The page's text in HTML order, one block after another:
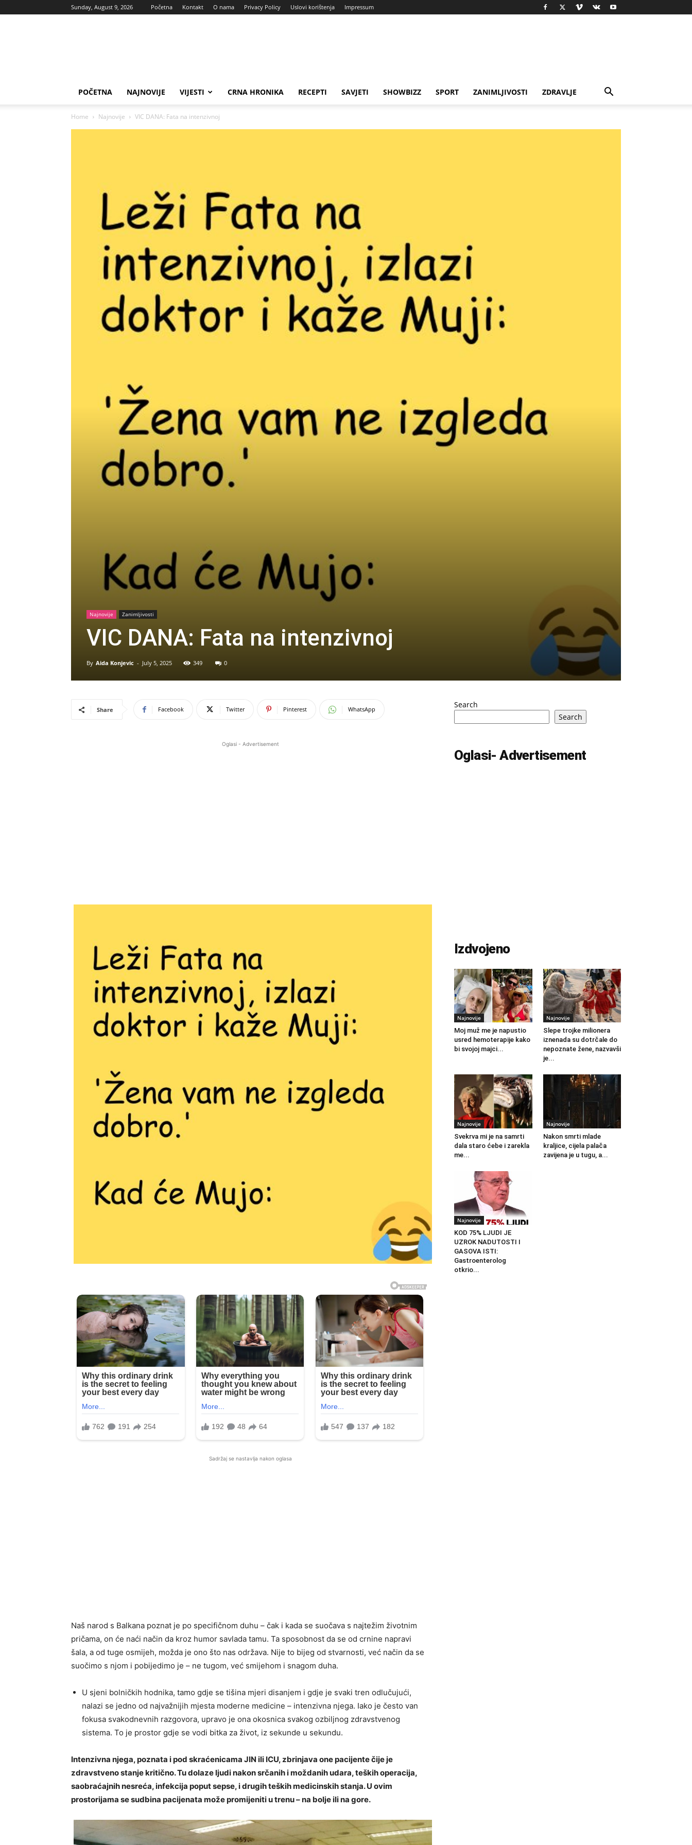
Sunday, August 9, 2026 Početna Kontakt O nama Privacy Policy Uslovi korištenja Impressum
POČETNA NAJNOVIJE VIJESTI CRNA HRONIKA RECEPTI SAVJETI SHOWBIZZ SPORT ZANIMLJIVOSTI ZDRAVLJE
Home Najnovije VIC DANA: Fata na intenzivnoj
Najnovije Zanimljivosti
VIC DANA: Fata na intenzivnoj
By Aida Konjevic - July 5, 2025 349 0
Share Facebook Twitter Pinterest WhatsApp
Oglasi - Advertisement
Sadržaj se nastavlja nakon oglasa
Naš narod s Balkana poznat je po specifičnom duhu – čak i kada se suočava s najtežim životnim
pričama, on će naći način da kroz humor savlada tamu. Ta sposobnost da se od crnine napravi
šala, a od tuge osmijeh, možda je ono što nas održava. Nije to bijeg od stvarnosti, već način da se
suočimo s njom i pobijedimo je – ne tugom, već smijehom i snagom duha.
U sjeni bolničkih hodnika, tamo gdje se tišina mjeri disanjem i gdje je svaki tren odlučujući,
nalazi se jedno od najvažnijih mjesta moderne medicine – intenzivna njega. Iako je često van
fokusa svakodnevnih razgovora, upravo je ona okosnica svakog ozbiljnog zdravstvenog
sistema. To je prostor gdje se vodi bitka za život, iz sekunde u sekundu.
Intenzivna njega, poznata i pod skraćenicama JIN ili ICU, zbrinjava one pacijente čije je
zdravstveno stanje kritično. Tu dolaze ljudi nakon srčanih i moždanih udara, teških operacija,
saobraćajnih nesreća, infekcija poput sepse, i drugih teških medicinskih stanja. U ovim
prostorijama se sudbina pacijenata može promijeniti u trenu – na bolje ili na gore.
Search
Search
Oglasi- Advertisement
Izdvojeno
Najnovije
Moj muž me je napustio
usred hemoterapije kako
bi svojoj majci...
Najnovije
Slepe trojke milionera
iznenada su dotrčale do
nepoznate žene, nazvavši
je...
Najnovije
Svekrva mi je na samrti
dala staro ćebe i zarekla
me...
Najnovije
Nakon smrti mlade
kraljice, cijela palača
zavijena je u tugu, a...
Najnovije
KOD 75% LJUDI JE
UZROK NADUTOSTI I
GASOVA ISTI:
Gastroenterolog
otkrio...